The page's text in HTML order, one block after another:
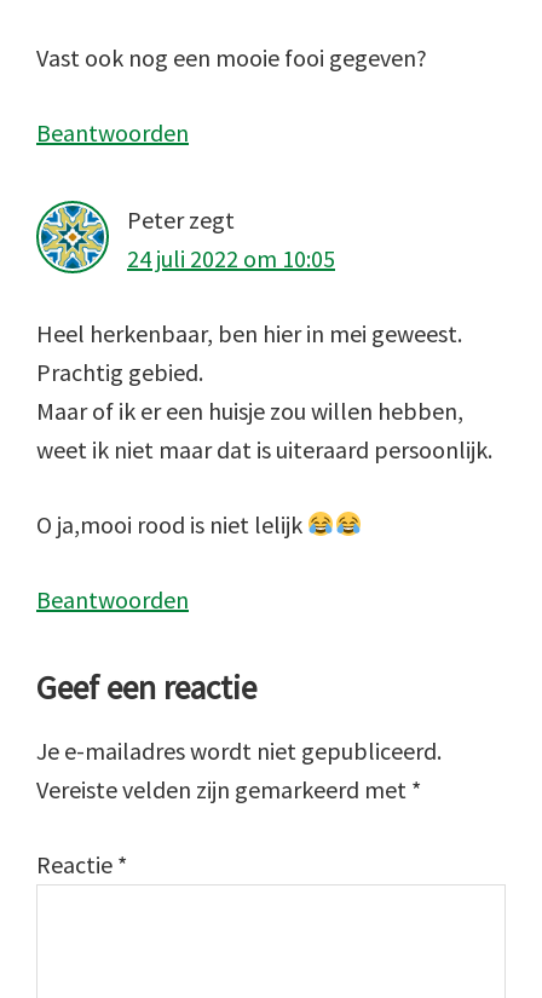
Vast ook nog een mooie fooi gegeven?
Beantwoorden
Peter zegt
24 juli 2022 om 10:05
Heel herkenbaar, ben hier in mei geweest.
Prachtig gebied.
Maar of ik er een huisje zou willen hebben,
weet ik niet maar dat is uiteraard persoonlijk.
O ja,mooi rood is niet lelijk
Beantwoorden
Geef een reactie
Je e-mailadres wordt niet gepubliceerd.
Vereiste velden zijn gemarkeerd met *
Reactie *